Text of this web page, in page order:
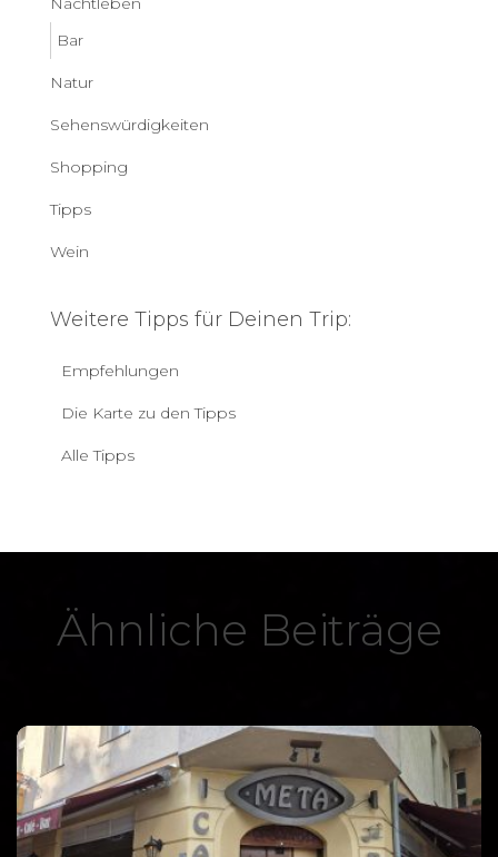
Bar
Natur
Sehenswürdigkeiten
Shopping
Tipps
Wein
Weitere Tipps für Deinen Trip:
Empfehlungen
Die Karte zu den Tipps
Alle Tipps
Ähnliche Beiträge